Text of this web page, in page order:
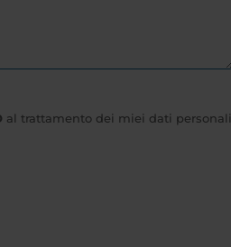
al trattamento dei miei dati personali